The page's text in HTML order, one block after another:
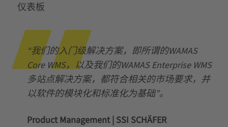
仪表板
“我们的入门级解决方案，即所谓的WAMAS
Core WMS，以及我们的WAMAS Enterprise WMS
多站点解决方案，都符合相关的市场要求，并
以软件的模块化和标准化为基础”。
Product Management | SSI SCHÄFER